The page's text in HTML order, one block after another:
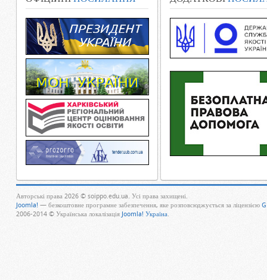
Авторські права 2026 © soippo.edu.ua. Усі права захищені.
Joomla! — безкоштовне програмне забезпечення, яке розповсюджується за ліцензією
2006-2014 © Українська локалізація Joomla! Україна.